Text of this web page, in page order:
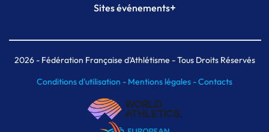
Plateforme Formation
Sites événements+
Meeting de Paris indoor
MAIF Ekiden de Paris
2026- Fédération Française d'Athlétisme - Tous Droits Réservés
Conditions d'utilisation - Mentions légales -Contacts